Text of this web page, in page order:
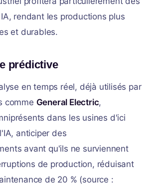
rendant les productions plus
et durables.
prédictive
en temps réel, déjà utilisés par
comme General Electric,
dans les usines d'ici
anticiper des
avant qu'ils ne surviennent
de production, réduisant
de 20 % (source :